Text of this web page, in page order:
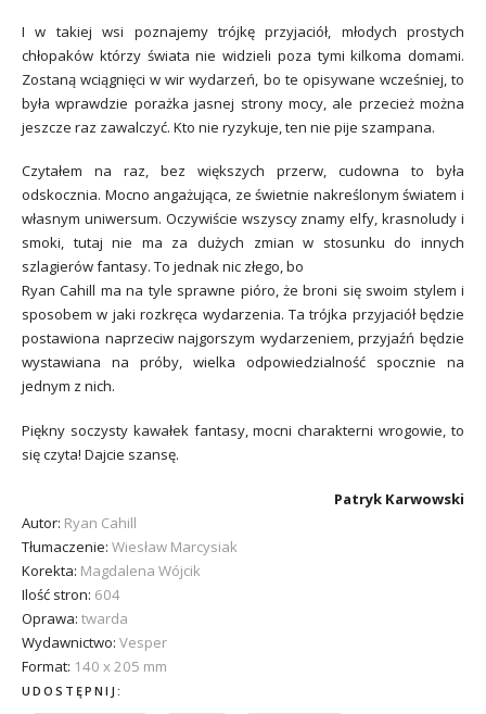
I w takiej wsi poznajemy trójkę przyjaciół, młodych prostych
chłopaków którzy świata nie widzieli poza tymi kilkoma domami.
Zostaną wciągnięci w wir wydarzeń, bo te opisywane wcześniej, to
była wprawdzie porażka jasnej strony mocy, ale przecież można
jeszcze raz zawalczyć. Kto nie ryzykuje, ten nie pije szampana.
Czytałem na raz, bez większych przerw, cudowna to była
odskocznia. Mocno angażująca, ze świetnie nakreślonym światem i
własnym uniwersum. Oczywiście wszyscy znamy elfy, krasnoludy i
smoki, tutaj nie ma za dużych zmian w stosunku do innych
szlagierów fantasy. To jednak nic złego, bo
Ryan Cahill ma na tyle sprawne pióro, że broni się swoim stylem i
sposobem w jaki rozkręca wydarzenia. Ta trójka przyjaciół będzie
postawiona naprzeciw najgorszym wydarzeniem, przyjaźń będzie
wystawiana na próby, wielka odpowiedzialność spocznie na
jednym z nich.
Piękny soczysty kawałek fantasy, mocni charakterni wrogowie, to
się czyta! Dajcie szansę.
Patryk Karwowski
Autor: Ryan Cahill
Tłumaczenie: Wiesław Marcysiak
Korekta: Magdalena Wójcik
Ilość stron: 604
Oprawa: twarda
Wydawnictwo: Vesper
Format: 140 x 205 mm
UDOSTĘPNIJ: